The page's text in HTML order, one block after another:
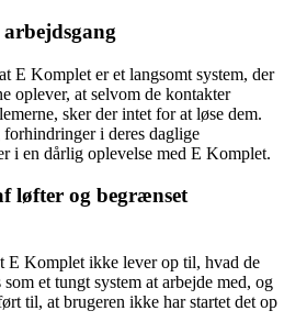
E Komplet er et langsomt system, der
oplever, at selvom de kontakter
sker der intet for at løse dem.
i deres daglige
i en dårlig oplevelse med E Komplet.
løfter og begrænset
E Komplet ikke lever op til, hvad de
et tungt system at arbejde med, og
til, at brugeren ikke har startet det op